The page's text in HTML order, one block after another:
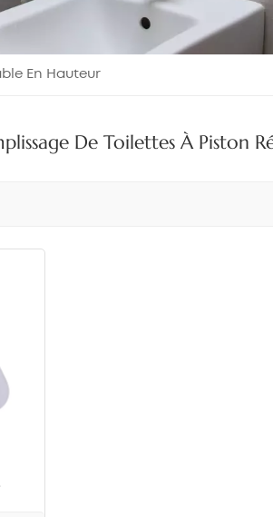
En Hauteur
De Toilettes À Piston